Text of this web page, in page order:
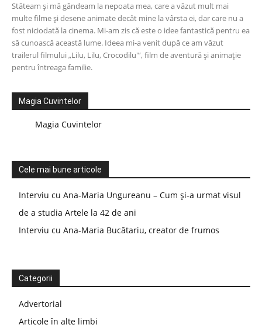
Stăteam și mă gândeam la nepoata mea, care a văzut mult mai
multe filme și desene animate decât mine la vârsta ei, dar care nu a
fost niciodată la cinema. Mi-am zis că este o idee fantastică pentru ea
să cunoască această lume. Ideea mi-a venit după ce am văzut
trailerul filmului „Lilu, Lilu, Crocodilu'”, film de aventură și animație
pentru întreaga familie.
Magia Cuvintelor
Magia Cuvintelor
Cele mai bune articole
Interviu cu Ana-Maria Ungureanu – Cum și-a urmat visul
de a studia Artele la 42 de ani
Interviu cu Ana-Maria Bucătariu, creator de frumos
Categorii
Advertorial
Articole în alte limbi